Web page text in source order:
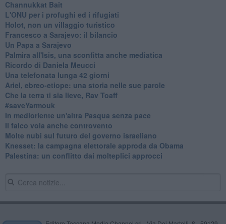
Channukkat Bait
L'ONU per i profughi ed i rifugiati
Holot, non un villaggio turistico
Francesco a Sarajevo: il bilancio
Un Papa a Sarajevo
Palmira all'Isis, una sconfitta anche mediatica
Ricordo di Daniela Meucci
​Una telefonata lunga 42 giorni
​Ariel, ebreo-etiope: una storia nelle sue parole
Che la terra ti sia lieve, Rav Toaff
​#saveYarmouk
​In medioriente un'altra Pasqua senza pace
​Il falco vola anche controvento
Molte nubi sul futuro del governo israeliano
Knesset: la campagna elettorale approda da Obama
Palestina: un conflitto dai molteplici approcci